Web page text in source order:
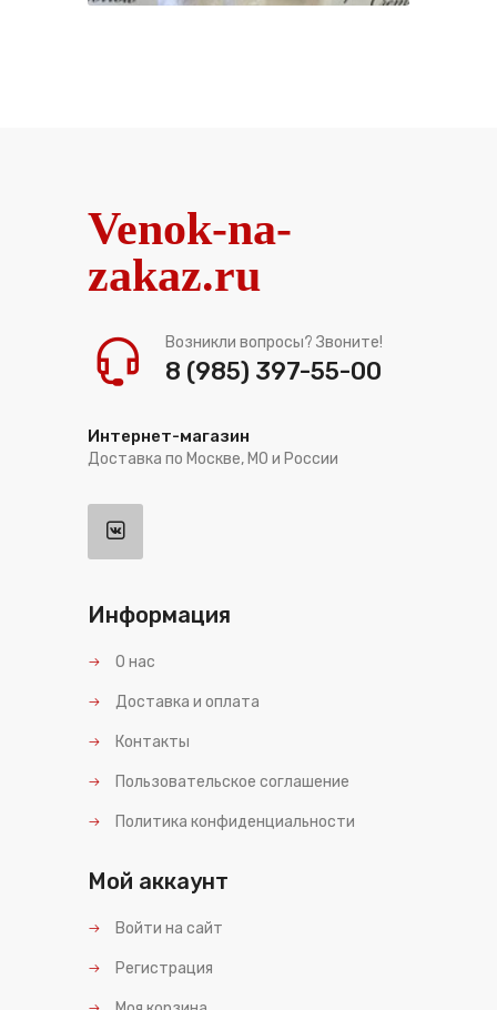
Venok-na-
zakaz.ru
Возникли вопросы? Звоните!
8 (985) 397-55-00
Интернет-магазин
Доставка по Москве, МО и России
Информация
О нас
Доставка и оплата
Контакты
Пользовательское соглашение
Политика конфиденциальности
Мой аккаунт
Войти на сайт
Регистрация